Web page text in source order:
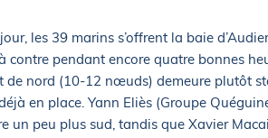
les 39 marins s’offrent la baie
contre pendant encore quatre bonnes
de nord (10-12 nœuds) demeure plutôt
en place. Yann Eliès (Groupe
un peu plus sud, tandis que Xavier